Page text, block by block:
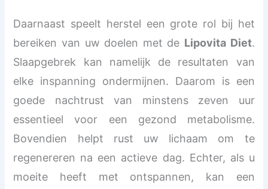
Daarnaast speelt herstel een grote rol bij het
bereiken van uw doelen met de Lipovita Diet.
Slaapgebrek kan namelijk de resultaten van
elke inspanning ondermijnen. Daarom is een
goede nachtrust van minstens zeven uur
essentieel voor een gezond metabolisme.
Bovendien helpt rust uw lichaam om te
regenereren na een actieve dag. Echter, als u
moeite heeft met ontspannen, kan een